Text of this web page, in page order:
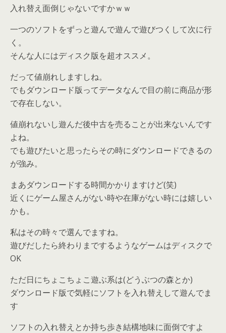
入れ替え面倒じゃないですかｗｗ
一つのソフトをずっと遊んで遊んで遊びつくして次に行
く。
そんな人にはディスク版を超オススメ。
だって値崩れしますしね。
でもダウンロード版ってデータなんで目の前に商品が形
で存在しない。
値崩れないし遊んだ後中古を売ることが出来ないんです
よね。
でも遊びたいと思ったらその時にダウンロードできるの
が強み。
まあダウンロードする時間かかりますけど(笑)
近くにゲーム屋さんがない時や在庫がない時には嬉しい
かも。
私はその時々で選んでますね。
遊びだしたら終わりまでするようなゲームはディスクで
OK
ただ日にちょこちょこ遊ぶ系は(どうぶつの森とか)
ダウンロード版で気軽にソフトを入れ替えして遊んでま
す
ソフトの入れ替えとか持ち歩き結構地味に面倒ですよ